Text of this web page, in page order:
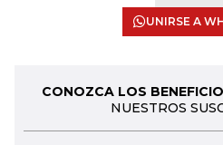
UNIRSE A
CONOZCA LOS
NUESTROS